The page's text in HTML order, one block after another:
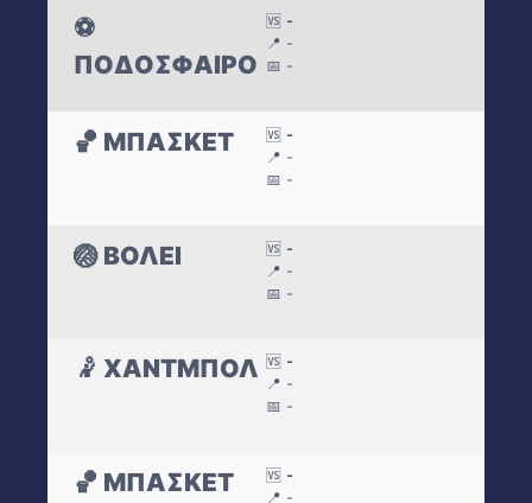
⚽
ΠΟΔΟΣΦΑΙΡΟ
🆚 -
📍 -
📅 -
🏀 ΜΠΑΣΚΕΤ 🆚 -
📍 -
📅 -
🏐 ΒΟΛΕΙ 🆚 -
📍 -
📅 -
🤾 ΧΑΝΤΜΠΟΛ 🆚 -
📍 -
📅 -
🏀 ΜΠΑΣΚΕΤ 🆚 -
📍 -